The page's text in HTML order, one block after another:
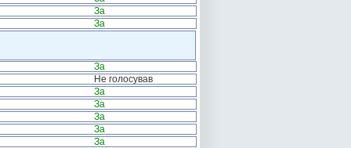
За
За
За
Не голосував
За
За
За
За
За